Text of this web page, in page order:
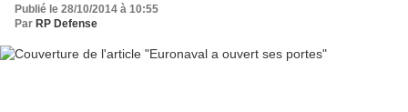
Publié le 28/10/2014 à 10:55
Par RP Defense